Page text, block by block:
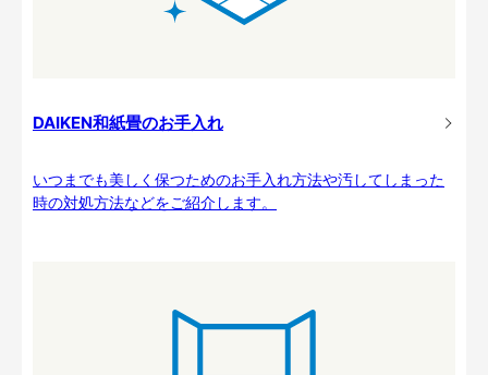
DAIKEN和紙畳のお手入れ
いつまでも美しく保つためのお手入れ方法や汚してしまった
時の対処方法などをご紹介します。